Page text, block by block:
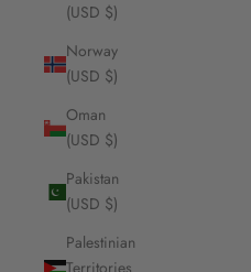
(USD $)
Norway
(USD $)
Oman
(USD $)
Pakistan
(USD $)
Palestinian